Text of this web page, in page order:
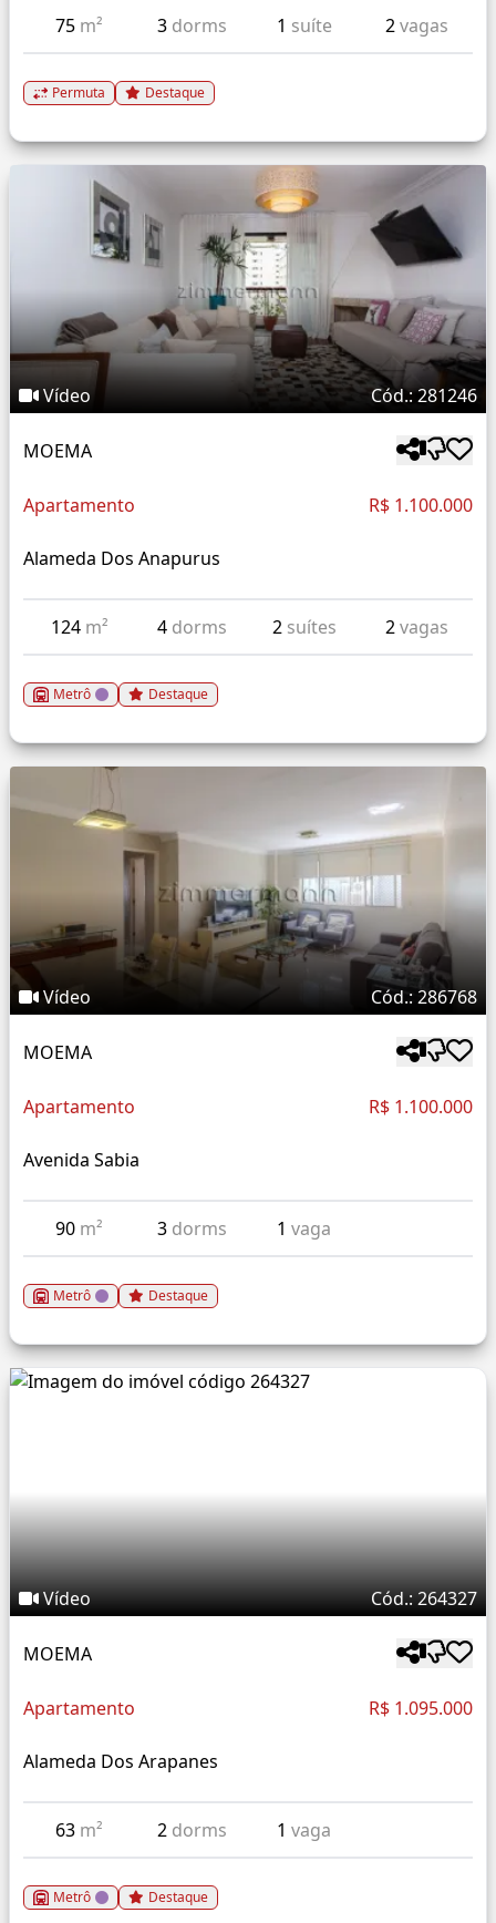
75 m² 3 dorms 1 suíte 2vagas
Permuta Destaque
Vídeo Cód.: 281246
MOEMA
Apartamento R$ 1.100.000
Alameda Dos Anapurus
124 m² 4 dorms 2 suítes 2vagas
Metrô Destaque
Vídeo Cód.: 286768
MOEMA
Apartamento R$ 1.100.000
Avenida Sabia
90 m² 3 dorms 1vaga
Metrô Destaque
Vídeo Cód.: 264327
MOEMA
Apartamento R$ 1.095.000
Alameda Dos Arapanes
63 m² 2 dorms 1vaga
Metrô Destaque